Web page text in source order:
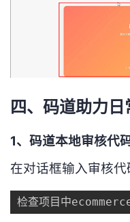
四、码道助力
1、码道本地审核代
在对话框输入审核代
检查项目中